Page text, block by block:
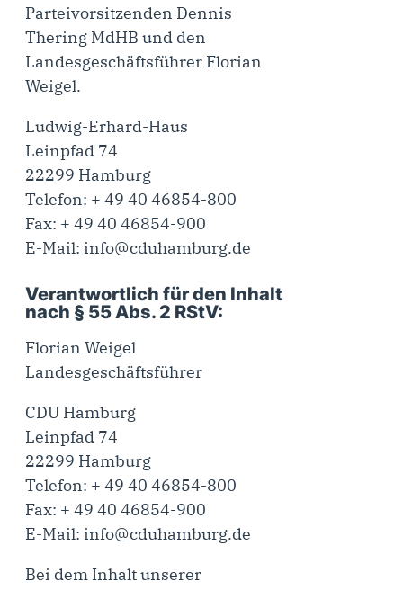
Parteivorsitzenden Dennis
Thering MdHB und den
Landesgeschäftsführer Florian
Weigel.
Ludwig-Erhard-Haus
Leinpfad 74
22299 Hamburg
Telefon: + 49 40 46854-800
Fax: + 49 40 46854-900
E-Mail: info@cduhamburg.de
Verantwortlich für den Inhalt
nach § 55 Abs. 2 RStV:
Florian Weigel
Landesgeschäftsführer
CDU Hamburg
Leinpfad 74
22299 Hamburg
Telefon: + 49 40 46854-800
Fax: + 49 40 46854-900
E-Mail: info@cduhamburg.de
Bei dem Inhalt unserer